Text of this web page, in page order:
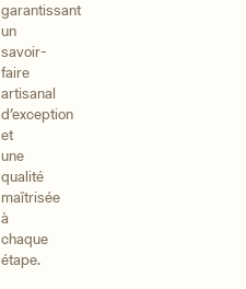
garantissant
un
savoir-
faire
artisanal
d’exception
et
une
qualité
maîtrisée
à
chaque
étape.